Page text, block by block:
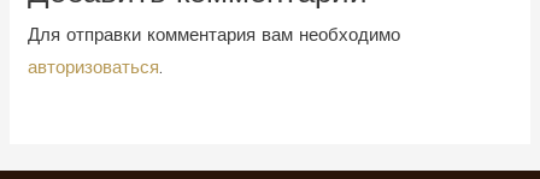
Для отправки комментария вам необходимо
авторизоваться.